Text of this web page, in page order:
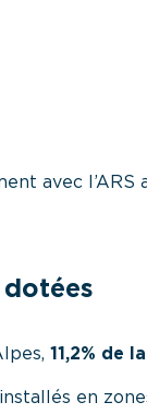
avec
dotées
11,2% de
en